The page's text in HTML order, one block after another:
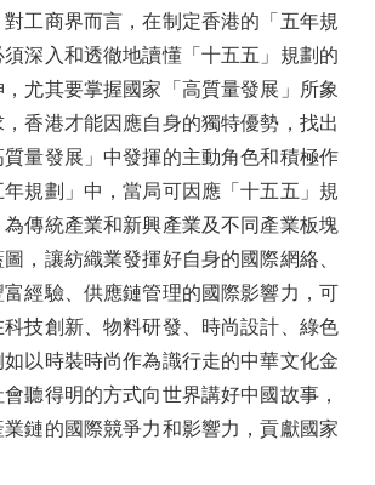
對工商界而言，在制定香港的「五年規
深入和透徹地讀懂「十五五」規劃的
尤其要掌握國家「高質量發展」所象
香港才能因應自身的獨特優勢，找出
量發展」中發揮的主動角色和積極作
規劃」中，當局可因應「十五五」規
傳統產業和新興產業及不同產業板塊
，讓紡織業發揮好自身的國際網絡、
富經驗、供應鏈管理的國際影響力，可
技創新、物料研發、時尚設計、綠色
以時裝時尚作為識行走的中華文化金
聽得明的方式向世界講好中國故事，
鏈的國際競爭力和影響力，貢獻國家